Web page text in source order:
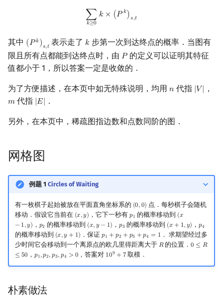
Sublime Text
Git Tim 排序
概率 DP
DP 套 DP
DP 优化
其它 DP 方法
后缀平衡树
广义后缀自动机
后缀树
Manacher
回文树
序列自动机
Lyndon 分解
Main–Lorentz 算法
升幂引理
同余方程
阶 & 原根
高次剩余 & 单位根
数论分块
Lagrange 反演
指数生成函数
组合数学 范德蒙德卷积
线性代数
线性规划
抽象代数
概率论
博弈论
序理论
杨氏矩阵
Berlekamp–Massey 算法
线段树
划分树
二叉搜索树 & 平衡树
跳表
可持久化数据结构
树套树
动态树
析合树
手指树
树上随机游走
求解原问题
参考
反演变换
计算几何杂项
在一台机器上规划任务
主元素问题
Garsia–Wachs 算法
15-puzzle
Kahan 求和
珂朵莉树/颜色段均摊
∑
𝑘≥0
𝑘 × (𝑃 𝑘)𝑠,𝑡
∑k≥0 k× (Pk)s
其中 (𝑃 𝑘)𝑠,𝑡
(Pk)s,t 表示走了 𝑘
k 步第一次到达终点的概率．当图有
限且所有点都能到达终点时，由 𝑃
P 的定义可以证明其特征
值都小于 1，所以答案一定是收敛的．
为了方便描述，在本页中如无特殊说明，均用 𝑛
n 代指 |𝑉|
V ，
𝑚
m 代指 |𝐸|
|E| ．
另外，在本页中，稀疏图指边数和点数同阶的图．
网格图
例题 1 Circles of Waiting
有一枚棋子起始被放在平面直角坐标系的 (0,0)
(0,0) 点．每秒棋子会随机
移动．假设它当前在 (𝑥,𝑦)
(x,y) ，它下一秒有𝑝1
p1 的概率移动到 (𝑥
− 1,𝑦)
(x−
， 𝑝2
p2 的概率移动到 (𝑥,𝑦 − 1)
(x,y −1) ， 𝑝3
p3 的概率移动到 (𝑥 + 1,𝑦)
(x+ 1,y ) ，𝑝4
p4
的概率移动到 (𝑥,𝑦 + 1)
(x,y+1) ．保证𝑝1 +𝑝2 +𝑝3 +𝑝4 = 1
p1 +p 2+p3 +p 4=1
． 求期望经过多
少时间它会移动到一个离原点的欧几里得距离大于 𝑅
R的位置．0 ≤ 𝑅
≤ 50
0 ≤R ≤50
， 𝑝1,𝑝2,𝑝3,𝑝4 > 0
p1,p2,p3,p4 >0 ，答案对 109 + 7
109 +7 取模．
朴素做法